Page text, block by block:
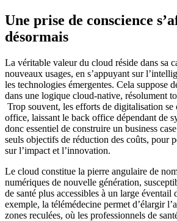
Une prise de conscience
désormais
La véritable valeur du cloud réside dans sa
nouveaux usages, en s’appuyant sur
les technologies émergentes. Cela suppose
dans une logique cloud-native, résolument
Trop souvent, les efforts de digitalisation
office, laissant le back office dépendant de
donc essentiel de construire un business
seuls objectifs de réduction des coûts, pour
sur l’impact et l’innovation.
Le cloud constitue la pierre angulaire de
numériques de nouvelle génération,
de santé plus accessibles à un large éventail
exemple, la télémédecine permet d’élargir
zones reculées, où les professionnels de